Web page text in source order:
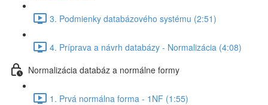
3. Podmienky databázového systému (2:51)
4. Príprava a návrh databázy - Normalizácia (4:08)
Normalizácia databáz a normálne formy
1. Prvá normálna forma - 1NF (1:55)